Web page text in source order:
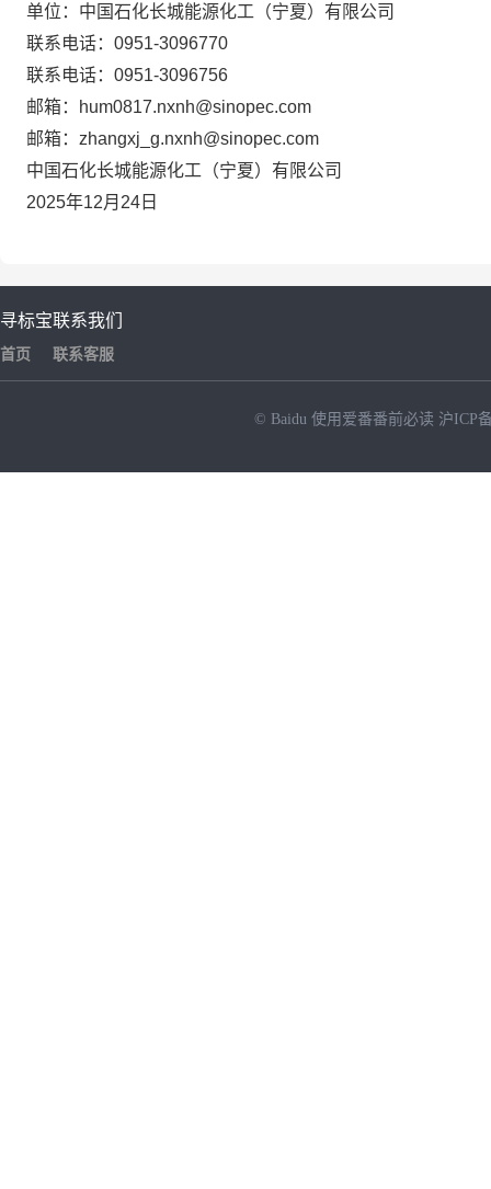
单位：中国石化长城能源化工（宁夏）有限公司
联系电话：0951-3096770
联系电话：0951-3096756
邮箱：hum0817.nxnh@sinopec.com
邮箱：zhangxj_g.nxnh@sinopec.com
中国石化长城能源化工（宁夏）有限公司
2025年12月24日
寻标宝
首页
联系我们
联系客服
© Baidu 使用爱番番前必读 沪ICP